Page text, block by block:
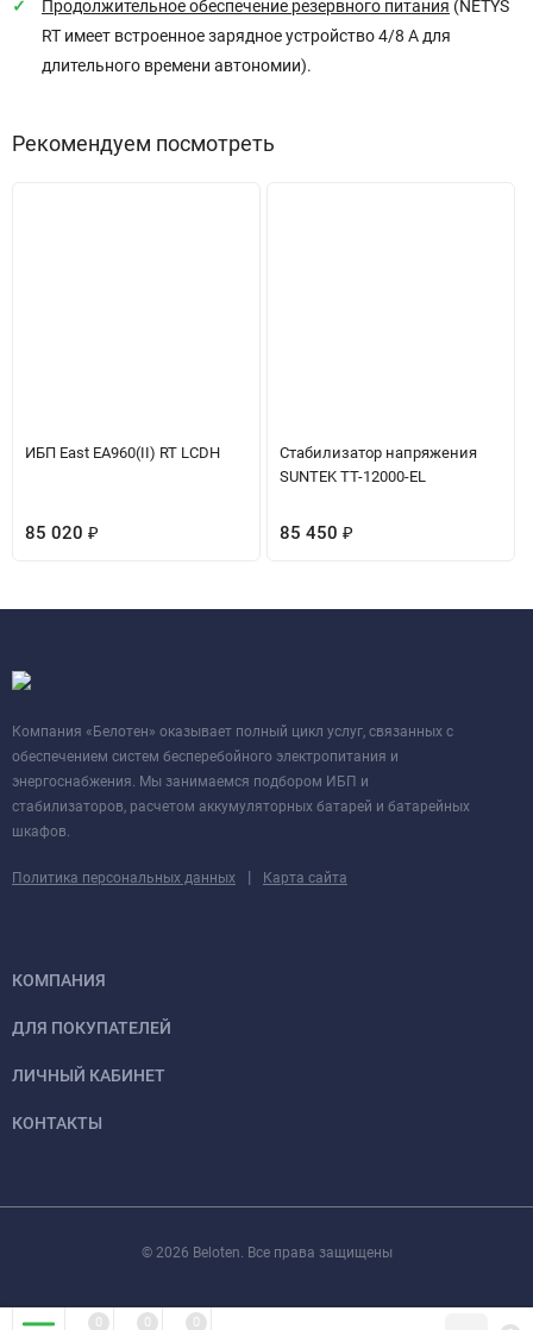
Продолжительное обеспечение резервного питания (NETYS
RT имеет встроенное зарядное устройство 4/8 А для
длительного времени автономии).
Рекомендуем посмотреть
ИБП East EA960(II) RT LCDH
85 020 ₽
Стабилизатор напряжения
SUNTEK TT-12000-EL
85 450 ₽
Компания «Белотен» оказывает полный цикл услуг, связанных с
обеспечением систем бесперебойного электропитания и
энергоснабжения. Мы занимаемся подбором ИБП и
стабилизаторов, расчетом аккумуляторных батарей и батарейных
шкафов.
Политика персональных данных | Карта сайта
КОМПАНИЯ
ДЛЯ ПОКУПАТЕЛЕЙ
ЛИЧНЫЙ КАБИНЕТ
КОНТАКТЫ
© 2026 Beloten. Все права защищены
0 0 0